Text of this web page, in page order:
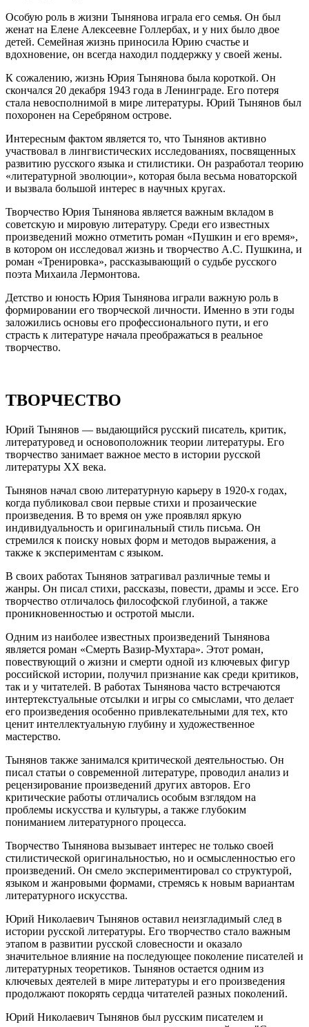
Особую роль в жизни Тынянова играла его семья. Он был
женат на Елене Алексеевне Голлербах, и у них было двое
детей. Семейная жизнь приносила Юрию счастье и
вдохновение, он всегда находил поддержку у своей жены.
К сожалению, жизнь Юрия Тынянова была короткой. Он
скончался 20 декабря 1943 года в Ленинграде. Его потеря
стала невосполнимой в мире литературы. Юрий Тынянов был
похоронен на Серебряном острове.
Интересным фактом является то, что Тынянов активно
участвовал в лингвистических исследованиях, посвященных
развитию русского языка и стилистики. Он разработал теорию
«литературной эволюции», которая была весьма новаторской
и вызвала большой интерес в научных кругах.
Творчество Юрия Тынянова является важным вкладом в
советскую и мировую литературу. Среди его известных
произведений можно отметить роман «Пушкин и его время»,
в котором он исследовал жизнь и творчество А.С. Пушкина, и
роман «Тренировка», рассказывающий о судьбе русского
поэта Михаила Лермонтова.
Детство и юность Юрия Тынянова играли важную роль в
формировании его творческой личности. Именно в эти годы
заложились основы его профессионального пути, и его
страсть к литературе начала преображаться в реальное
творчество.
ТВОРЧЕСТВО
Юрий Тынянов — выдающийся русский писатель, критик,
литературовед и основоположник теории литературы. Его
творчество занимает важное место в истории русской
литературы XX века.
Тынянов начал свою литературную карьеру в 1920-х годах,
когда публиковал свои первые стихи и прозаические
произведения. В то время он уже проявлял яркую
индивидуальность и оригинальный стиль письма. Он
стремился к поиску новых форм и методов выражения, а
также к экспериментам с языком.
В своих работах Тынянов затрагивал различные темы и
жанры. Он писал стихи, рассказы, повести, драмы и эссе. Его
творчество отличалось философской глубиной, а также
проникновенностью и остротой мысли.
Одним из наиболее известных произведений Тынянова
является роман «Смерть Вазир-Мухтара». Этот роман,
повествующий о жизни и смерти одной из ключевых фигур
российской истории, получил признание как среди критиков,
так и у читателей. В работах Тынянова часто встречаются
интертекстуальные отсылки и игры со смыслами, что делает
его произведения особенно привлекательными для тех, кто
ценит интеллектуальную глубину и художественное
мастерство.
Тынянов также занимался критической деятельностью. Он
писал статьи о современной литературе, проводил анализ и
рецензирование произведений других авторов. Его
критические работы отличались особым взглядом на
проблемы искусства и культуры, а также глубоким
пониманием литературного процесса.
Творчество Тынянова вызывает интерес не только своей
стилистической оригинальностью, но и осмысленностью его
произведений. Он смело экспериментировал со структурой,
языком и жанровыми формами, стремясь к новым вариантам
литературного искусства.
Юрий Николаевич Тынянов оставил неизгладимый след в
истории русской литературы. Его творчество стало важным
этапом в развитии русской словесности и оказало
значительное влияние на последующее поколение писателей и
литературных теоретиков. Тынянов остается одним из
ключевых деятелей в мире литературы и его произведения
продолжают покорять сердца читателей разных поколений.
Юрий Николаевич Тынянов был русским писателем и